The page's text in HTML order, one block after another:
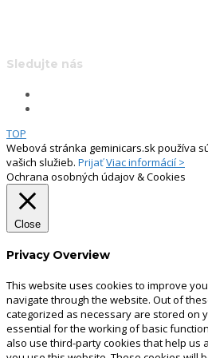
Sledujte nás
TOP
Webová stránka geminicars.sk používa
vašich služieb. PrijaťViac informácií >
Ochrana osobných údajov & Cookies
Close
Privacy Overview
This website uses cookies to improve
navigate through the website. Out of
categorized as necessary are stored on
essential for the working of basic
also use third-party cookies that help us